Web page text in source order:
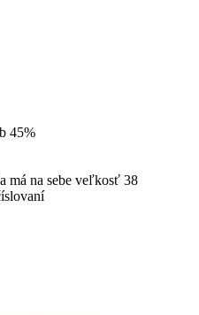
45%
má na sebe veľkosť 38